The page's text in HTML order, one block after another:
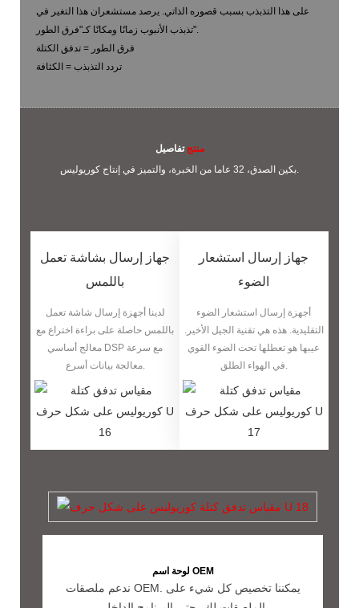
على هذا التذبذب بسبب قصوره الذاتي. يرصد مستشعران هذا التغير في
تذبذب الأنبوب زمانًا ومكانًا كـ"فرق الطور".
فرق الطور = تدفق الكتلة
تردد التذبذب = الكثافة
منتج تفاصيل
بكين الصدق، 32 عاما من الخبرة، والتميز في إنتاج كوريوليس.
جهاز إرسال بشاشة تعمل
باللمس
لدينا أجهزة إرسال شاشة تعمل
باللمس حاصلة على براءة اختراع مع
معالج أساسي DSP مع سرعة
معالجة بيانات أسرع.
جهاز إرسال استشعار
الضوء
أجهزة إرسال استشعار الضوء
التقليدية. هذه هي تقنية الجيل الأخير.
عيبها هو تعطلها تحت الضوء القوي
في الهواء الطلق.
لوحة اسم OEM
ندعم ملصقات OEM. يمكننا تخصيص كل شيء على